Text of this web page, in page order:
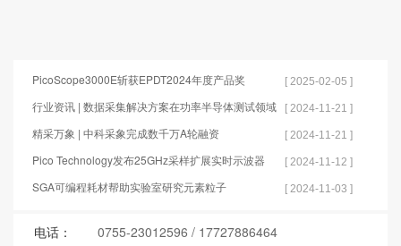
PicoScope3000E斩获EPDT2024年度产品奖 [ 2025-02-05 ]
行业资讯 | 数据采集解决方案在功率半导体测试领域
的应用
[ 2024-11-21 ]
精采万象 | 中科采象完成数千万A轮融资 [ 2024-11-21 ]
Pico Technology发布25GHz采样扩展实时示波器 [ 2024-11-12 ]
SGA可编程耗材帮助实验室研究元素粒子 [ 2024-11-03 ]
电话： 0755-23012596 / 17727886464